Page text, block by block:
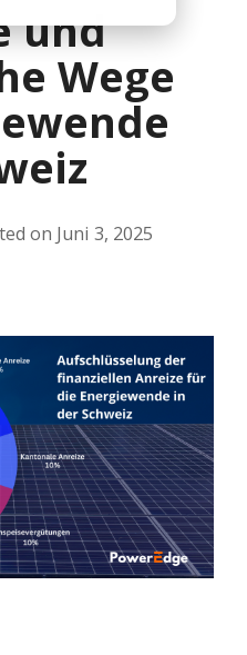
und
Wege
on Juni 3, 2025